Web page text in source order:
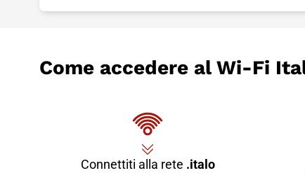
Come accedere al Wi-Fi
Connettiti alla rete .italo